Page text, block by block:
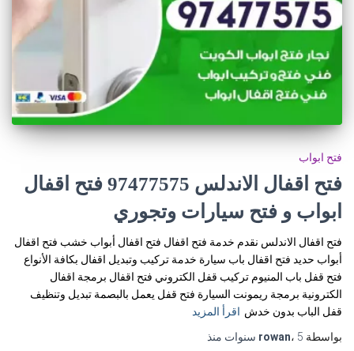
فتح ابواب
فتح اقفال الاندلس 97477575 فتح اقفال
ابواب و فتح سيارات وتجوري
فتح اقفال الاندلس نقدم خدمة فتح اقفال فتح اقفال أبواب خشب فتح اقفال
أبواب حديد فتح اقفال باب سيارة خدمة تركيب وتبديل اقفال بكافة الأنواع
فتح قفل باب المنيوم تركيب قفل الكتروني فتح اقفال برمجة اقفال
الكترونية برمجة ريمونت السيارة فتح قفل يعمل بالبصمة تبديل وتنظيف
قفل الباب بدون خدش اقرأ المزيد
بواسطة
rowan، 5 سنوات منذ